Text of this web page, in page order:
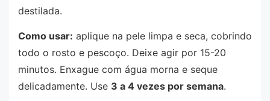
destilada.
Como usar: aplique na pele limpa e seca, cobrindo
todo o rosto e pescoço. Deixe agir por 15-20
minutos. Enxague com água morna e seque
delicadamente. Use 3 a 4 vezes por semana.